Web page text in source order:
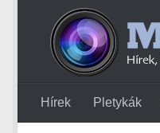
Hírek Pletykák